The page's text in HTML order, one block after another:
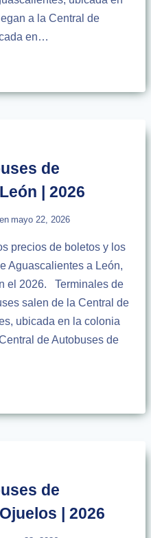
a la Central de
en…
de
| 2026
mayo 22, 2026
precios de boletos y los
Aguascalientes a León,
el 2026. Terminales de
salen de la Central de
ubicada en la colonia
de Autobuses de
de
| 2026